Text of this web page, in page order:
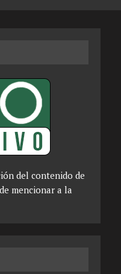
del contenido de
mencionar a la